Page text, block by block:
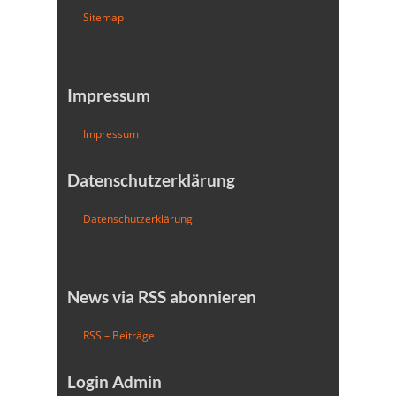
Sitemap
Impressum
Impressum
Datenschutzerklärung
Datenschutzerklärung
News via RSS abonnieren
RSS – Beiträge
Login Admin